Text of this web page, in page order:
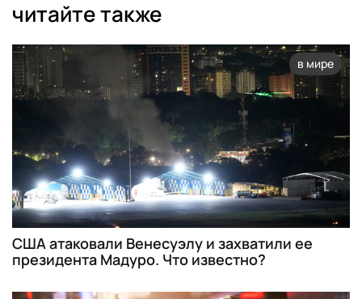
читайте также
в мире
США атаковали Венесуэлу и захватили ее
президента Мадуро. Что известно?